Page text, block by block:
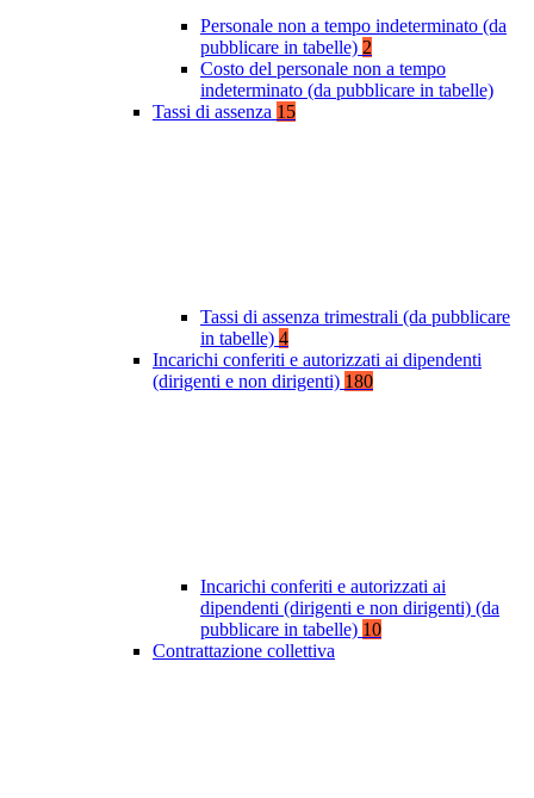
Personale non a tempo indeterminato (da
pubblicare in tabelle) 2
Costo del personale non a tempo
indeterminato (da pubblicare in tabelle)
Tassi di assenza 15
Tassi di assenza trimestrali (da pubblicare
in tabelle) 4
Incarichi conferiti e autorizzati ai dipendenti
(dirigenti e non dirigenti) 180
Incarichi conferiti e autorizzati ai
dipendenti (dirigenti e non dirigenti) (da
pubblicare in tabelle) 10
Contrattazione collettiva